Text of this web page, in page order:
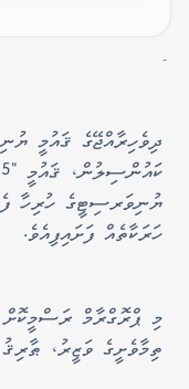
-
ދިވެހިރާއްޖޭގެ ޤައުމީ
ޔުނިވަރސިޓީގެ ހުރިހާ
ހަރަކާތެއް ފަށައިފިއެވެ.
މި ޕްރޮގްރާމް ރަސްމީކޮށް
ތިމާވެށީގެ ވަޒީރު،